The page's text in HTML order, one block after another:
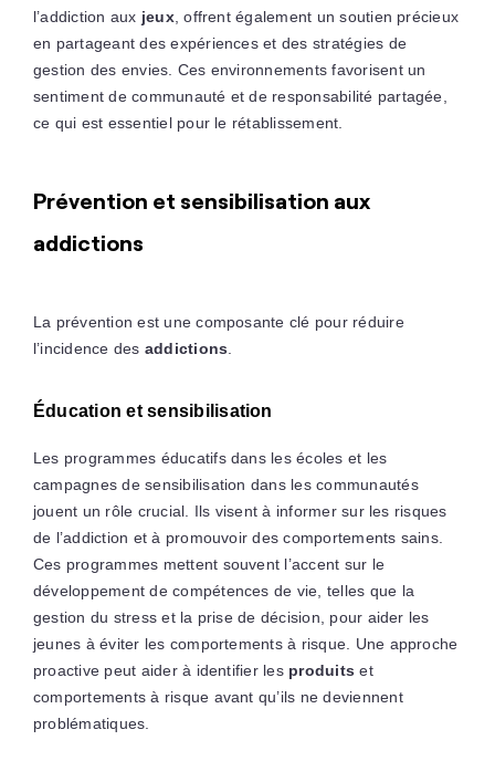
l’addiction aux jeux, offrent également un soutien précieux
en partageant des expériences et des stratégies de
gestion des envies. Ces environnements favorisent un
sentiment de communauté et de responsabilité partagée,
ce qui est essentiel pour le rétablissement.
Prévention et sensibilisation aux
addictions
La prévention est une composante clé pour réduire
l’incidence des addictions
Éducation et sensibilisation
Les programmes éducatifs dans les écoles et les
campagnes de sensibilisation dans les communautés
jouent un rôle crucial. Ils visent à informer sur les risques
de l’addiction et à promouvoir des comportements sains.
Ces programmes mettent souvent l’accent sur le
développement de compétences de vie, telles que la
gestion du stress et la prise de décision, pour aider les
jeunes à éviter les comportements à risque. Une approche
proactive peut aider à identifier les produits et
comportements à risque avant qu’ils ne deviennent
problématiques.